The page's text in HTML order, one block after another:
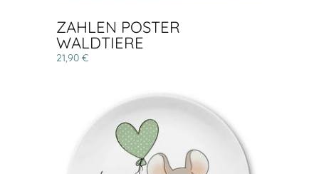
ZAHLEN POSTER
WALDTIERE
21,90 €